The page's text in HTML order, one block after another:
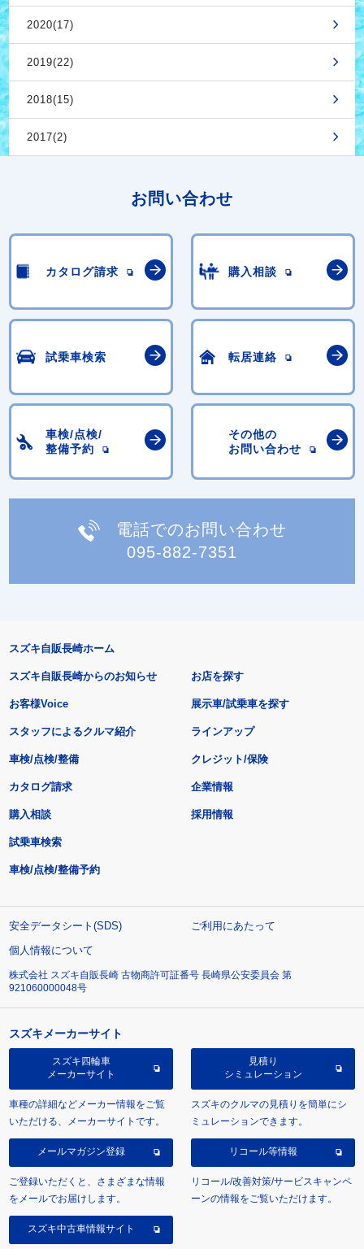
2020(17)
2019(22)
2018(15)
2017(2)
お問い合わせ
カタログ請求 購入相談
試乗車検索 転居連絡
車検/点検/
整備予約
その他の
お問い合わせ
電話でのお問い合わせ
095-882-7351
スズキ自販長崎ホーム
スズキ自販長崎からのお知らせ
お客様Voice
スタッフによるクルマ紹介
お店を探す
展示車/試乗車を探す
ラインアップ
車検/点検/整備 クレジット/保険
カタログ請求
購入相談
試乗車検索
車検/点検/整備予約
企業情報
採用情報
安全データシート(SDS)
ご利用にあたって
個人情報について
株式会社 スズキ自販長崎 古物商許可証番号 長崎県公安委員会 第
921060000048号
スズキメーカーサイト
スズキ四輪車
メーカーサイト
車種の詳細などメーカー情報をご覧
いただける、メーカーサイトです。
見積り
シミュレーション
スズキのクルマの見積りを簡単にシ
ミュレーションできます。
メールマガジン登録
ご登録いただくと、さまざまな情報
をメールでお届けします。
リコール等情報
リコール/改善対策/サービスキャンペ
ーンの情報をご覧いただけます。
スズキ中古車情報サイト